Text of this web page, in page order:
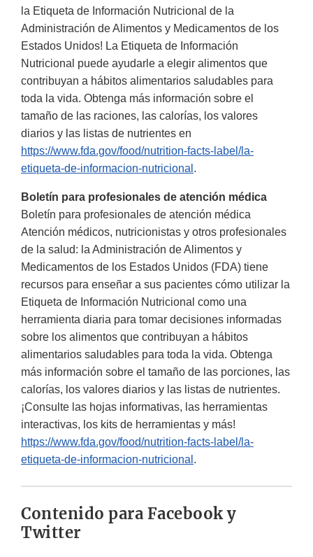
la Etiqueta de Información Nutricional de la
Administración de Alimentos y Medicamentos de los
Estados Unidos! La Etiqueta de Información
Nutricional puede ayudarle a elegir alimentos que
contribuyan a hábitos alimentarios saludables para
toda la vida. Obtenga más información sobre el
tamaño de las raciones, las calorías, los valores
diarios y las listas de nutrientes en
https://www.fda.gov/food/nutrition-facts-label/la-
etiqueta-de-informacion-nutricional .
Boletín para profesionales de atención médica
Boletín para profesionales de atención médica
Atención médicos, nutricionistas y otros profesionales
de la salud: la Administración de Alimentos y
Medicamentos de los Estados Unidos (FDA) tiene
recursos para enseñar a sus pacientes cómo utilizar la
Etiqueta de Información Nutricional como una
herramienta diaria para tomar decisiones informadas
sobre los alimentos que contribuyan a hábitos
alimentarios saludables para toda la vida. Obtenga
más información sobre el tamaño de las porciones, las
calorías, los valores diarios y las listas de nutrientes.
¡Consulte las hojas informativas, las herramientas
interactivas, los kits de herramientas y más!
https://www.fda.gov/food/nutrition-facts-label/la-
etiqueta-de-informacion-nutricional .
Contenido para Facebook y
Twitter